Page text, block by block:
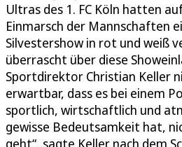
Ultras des 1. FC Köln hatten
Einmarsch der Mannschaften
Silvestershow in rot und weiß
überrascht über diese
Sportdirektor Christian Keller
erwartbar, dass es bei einem
sportlich, wirtschaftlich und
gewisse Bedeutsamkeit hat,
geht“, sagte Keller nach dem